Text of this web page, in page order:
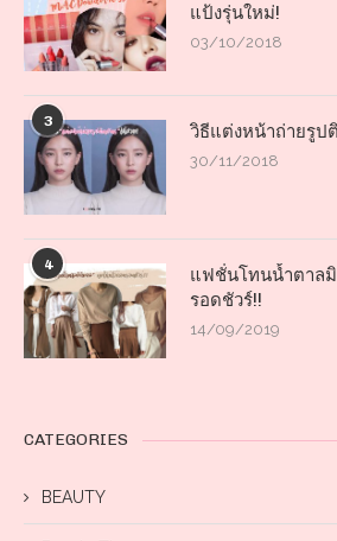
แป้งรุ่นใหม่!
03/10/2018
3 วิธีแต่งหน้าถ่ายรูป
30/11/2018
4
แฟชั่นโทนน้ำตาล
รอดชัวร์!!
14/09/2019
CATEGORIES
BEAUTY